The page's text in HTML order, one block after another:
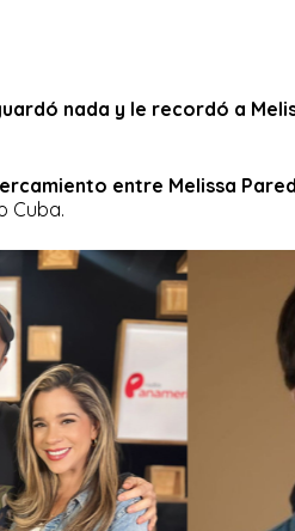
nada y le recordó a
entre Melissa
Cuba.